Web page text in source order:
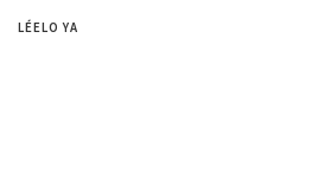
LÉELO YA